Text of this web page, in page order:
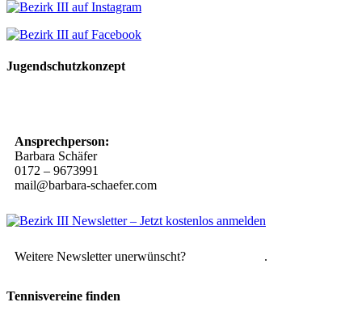
Jugendschutzkonzept
Ansprechperson:
Barbara Schäfer
0172 – 9673991
mail@barbara-schaefer.com
Weitere Newsletter unerwünscht? .
Tennisvereine finden